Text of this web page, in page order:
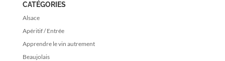
CATÉGORIES
Alsace
Apéritif / Entrée
Apprendre le vin autrement
Beaujolais